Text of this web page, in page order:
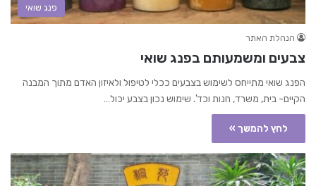
פנג שואי
הנהלת האתר
צבעים ומשמעותם בפנג שואי
הפנג שואי מתייחס לשימוש בצבעים ככלי לטיפול ולאיזון האדם מתוך המבנה
הקיים- בית, משרד, חנות וכד'. שימוש נכון בצבע יכול…
לחץ להמשך »